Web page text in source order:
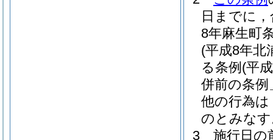
日までに
8年麻生町
(平成8年北
る条例 (平
併前の条
他の行為
のとみな
3
施行日の